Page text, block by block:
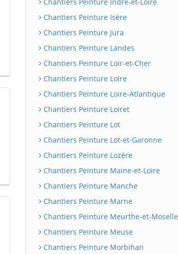
Chantiers Peinture Isère
Chantiers Peinture Jura
Chantiers Peinture Landes
Chantiers Peinture Loir-et-Cher
Chantiers Peinture Loire
Chantiers Peinture Loire-Atlantique
Chantiers Peinture Loiret
Chantiers Peinture Lot
Chantiers Peinture Lot-et-Garonne
Chantiers Peinture Lozère
Chantiers Peinture Maine-et-Loire
Chantiers Peinture Manche
Chantiers Peinture Marne
Chantiers Peinture Meurthe-et-Moselle
Chantiers Peinture Meuse
Chantiers Peinture Morbihan